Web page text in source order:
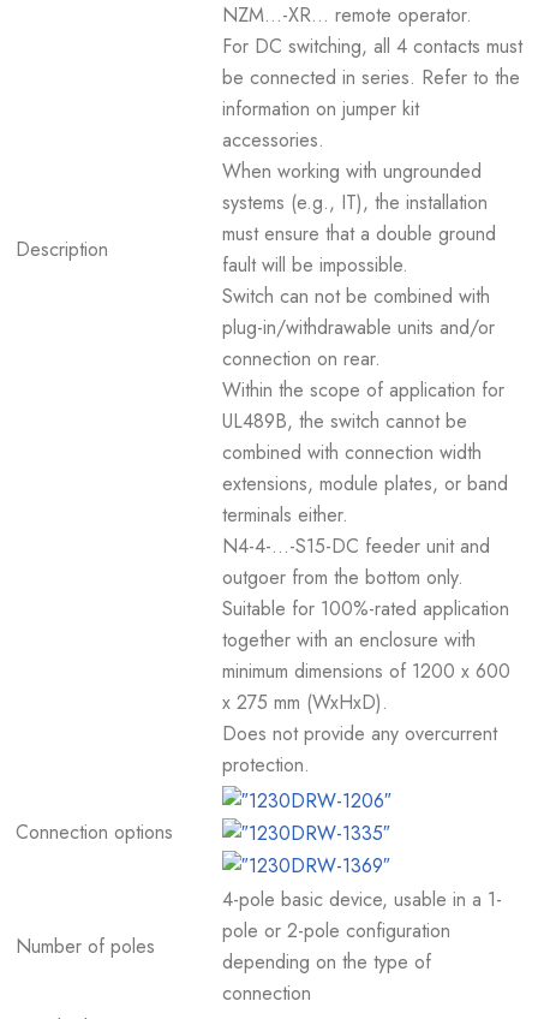
Description
NZM...-XR... remote operator.
For DC switching, all 4 contacts must
be connected in series. Refer to the
information on jumper kit
accessories.
When working with ungrounded
systems (e.g., IT), the installation
must ensure that a double ground
fault will be impossible.
Switch can not be combined with
plug-in/withdrawable units and/or
connection on rear.
Within the scope of application for
UL489B, the switch cannot be
combined with connection width
extensions, module plates, or band
terminals either.
N4-4-...-S15-DC feeder unit and
outgoer from the bottom only.
Suitable for 100%-rated application
together with an enclosure with
minimum dimensions of 1200 x 600
x 275 mm (WxHxD).
Does not provide any overcurrent
protection.
Connection options
Number of poles
4-pole basic device, usable in a 1-
pole or 2-pole configuration
depending on the type of
connection